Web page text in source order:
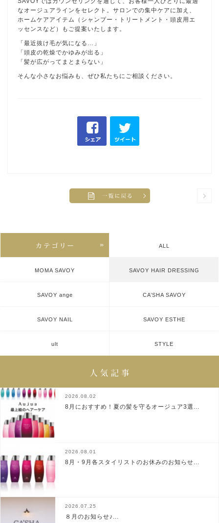
なオージュアラインをセレクト。サロンでの集中ケアに加え、
ホームケアアイテム（シャンプー・トリートメント・頭皮用エ
ッセンスなど）もご提案いたします。
「最近抜け毛が気になる…」
「頭皮の乾燥でかゆみが出る」
「髪が広がってまとまらない」
そんな小さなお悩みも、ぜひ私たちにご相談ください。
ALL
MOMA SAVOY SAVOY HAIR DRESSING
SAVOY ange CA’SHA SAVOY
SAVOY NAIL SAVOY ESTHE
ult STYLE
2026.08.02
8月におすすめ！夏の髪を守るオージュア3選...
2026.08.01
8月・9月各スタイリストのお休みのお知らせ...
2026.07.25
８月のお知らせ♪...